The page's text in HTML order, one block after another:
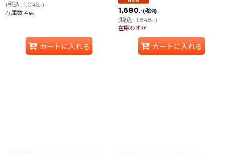
(税込: 1,045.-)
在庫数 4点
カートに入れる
1,680.-(税別)
(税込: 1,848.-)
在庫わずか
カートに入れる